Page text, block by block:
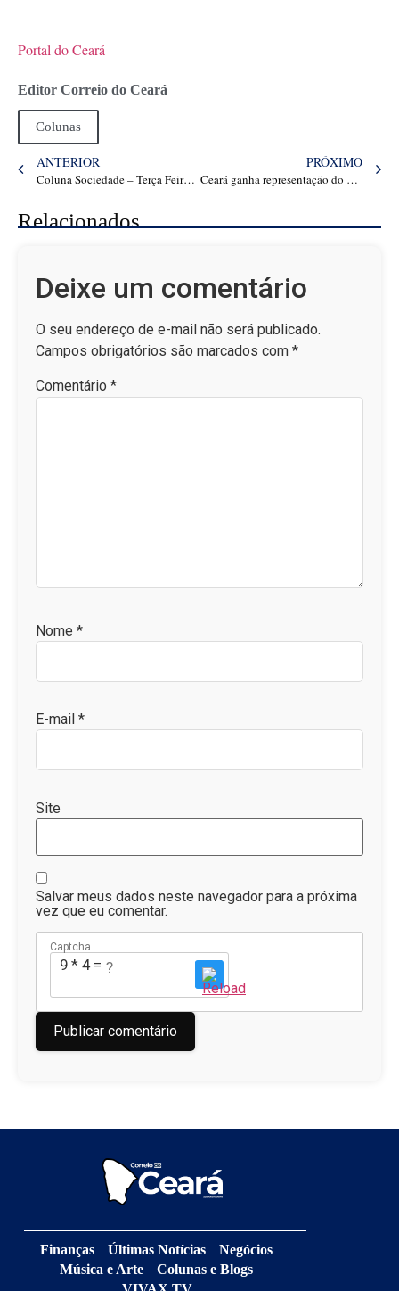
Portal do Ceará
Editor Correio do Ceará
Colunas
ANTERIOR
Coluna Sociedade – Terça Feira dia 03 de junho de 2025
PRÓXIMO
Ceará ganha representação do Partido do Autista
Relacionados
Deixe um comentário
O seu endereço de e-mail não será publicado.
Campos obrigatórios são marcados com *
Comentário *
Nome *
E-mail *
Site
Salvar meus dados neste navegador para a próxima
vez que eu comentar.
Captcha
9 * 4 = ?
Finanças Últimas Notícias
Negócios
Música e Arte
Colunas e Blogs